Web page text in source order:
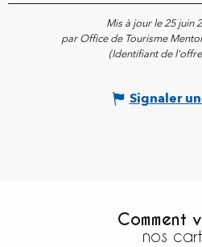
Mis à jour le 25 juin
par Office de Tourisme
(Identifiant de
Signaler
Comment
nos